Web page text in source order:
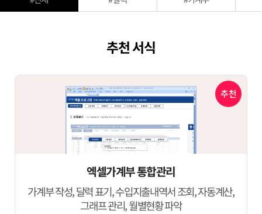
추천 서식
추천
엑셀가계부 통합관리
가계부 작성, 달력 표기, 수입지출내역서 조회, 자동계산,
그래프 관리, 월별현황 파악